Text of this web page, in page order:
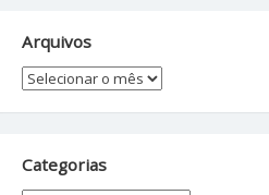
Arquivos
Arquivos
Categorias